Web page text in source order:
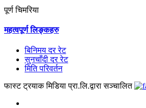
पूर्ण चिमरिया
महत्वपूर्ण लिङ्कहरु
बिनिमय दर रेट
सुनचाँदी दर रेट
मिति परिवर्तन
फास्ट ट्रयाक मिडिया प्रा.लि.द्वारा सञ्चालित